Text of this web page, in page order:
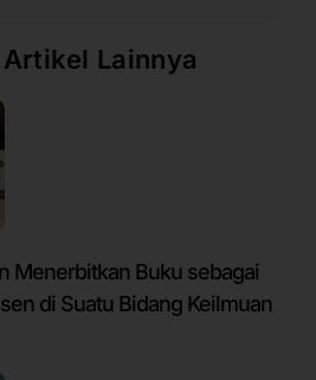
Lainnya
Menerbitkan Buku sebagai
di Suatu Bidang Keilmuan